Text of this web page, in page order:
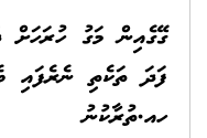
ގޭގެއިން މަގު ހުރަހަށް
ފަދަ ތަކެތި ނެރެފައި
ހއ.ތުރާކުނު